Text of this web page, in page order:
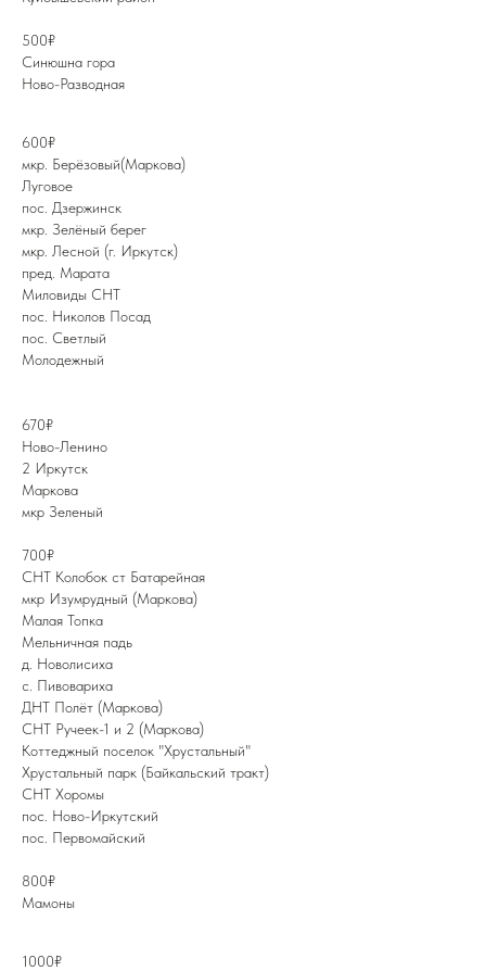
500₽
Синюшна гора
Ново-Разводная
600₽
мкр. Берёзовый(Маркова)
Луговое
пос. Дзержинск
мкр. Зелёный берег
мкр. Лесной (г. Иркутск)
пред. Марата
Миловиды CHT
пос. Николов Посад
пос. Светлый
Молодежный
670₽
Ново-Ленино
2 Иркутск
Маркова
мкр Зеленый
700₽
CHT Колобок ст Батарейная
мкр Изумрудный (Маркова)
Малая Топка
Мельничная падь
д. Новолисиха
с. Пивовариха
ДНТ Полёт (Маркова)
СНТ Ручеек-1 и 2 (Маркова)
Коттеджный поселок "Хрустальный"
Хрустальный парк (Байкальский тракт)
СНТ Хоромы
пос. Ново-Иркутский
пос. Первомайский
800₽
Мамоны
1000₽